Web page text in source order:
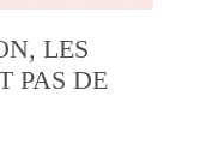
LES
PAS DE